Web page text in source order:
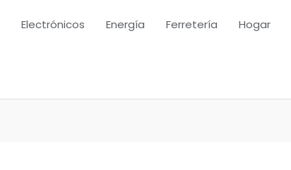
Electrónicos Energía Ferretería Hogar